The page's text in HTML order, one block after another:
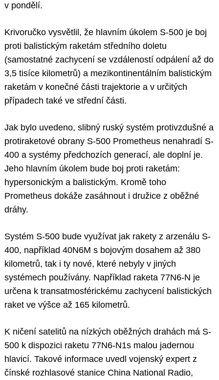
v pondělí.
Krivoručko vysvětlil, že hlavním úkolem S-500 je boj
proti balistickým raketám středního doletu
(samostatné zachycení se vzdáleností odpálení až do
3,5 tisíce kilometrů) a mezikontinentálním balistickým
raketám v konečné části trajektorie a v určitých
případech také ve střední části.
Jak bylo uvedeno, slibný ruský systém protivzdušné a
protiraketové obrany S-500 Prometheus nenahradí S-
400 a systémy předchozích generací, ale doplní je.
Jeho hlavním úkolem bude boj proti raketám:
hypersonickým a balistickým. Kromě toho
Prometheus dokáže zasáhnout i družice z oběžné
dráhy.
Systém S-500 bude využívat jak rakety z arzenálu S-
400, například 40N6М s bojovým dosahem až 380
kilometrů, tak i ty nové, které nebyly v jiných
systémech používány. Například raketa 77N6-N je
určena k transatmosférickému zachycení balistických
raket ve výšce až 165 kilometrů.
K ničení satelitů na nízkých oběžných drahách má S-
500 k dispozici raketu 77N6-N1s malou jadernou
hlavicí. Takové informace uvedl vojenský expert z
čínské rozhlasové stanice China National Radio,